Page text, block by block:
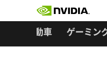
自動車 ゲーミン